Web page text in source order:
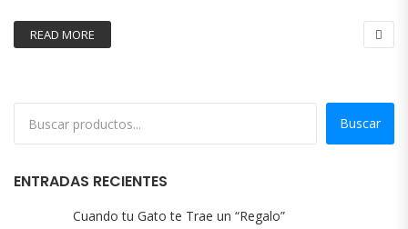
READ MORE
Buscar
ENTRADAS RECIENTES
Cuando tu Gato te Trae un “Regalo”